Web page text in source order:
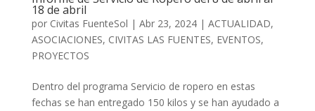
18 de abril
por Civitas FuenteSol | Abr 23, 2024| ACTUALIDAD,
ASOCIACIONES, CIVITAS LAS FUENTES, EVENTOS,
PROYECTOS
Dentro del programa Servicio de ropero en estas
fechas se han entregado 150 kilos y se han ayudado a